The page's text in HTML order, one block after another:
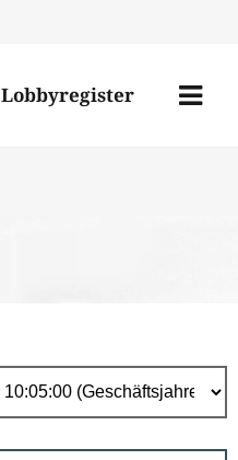
Lobbyregister
Menü